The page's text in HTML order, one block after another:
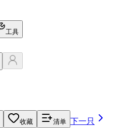
工具
收藏 清单 下一只